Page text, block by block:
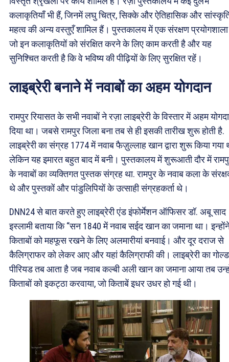
कलाकृतियाँ भी हैं, जिनमें लघु चित्र, सिक्के और ऐतिहासिक और
महत्व की अन्य वस्तुएँ शामिल हैं। पुस्तकालय में एक संरक्षण
जो इन कलाकृतियों को संरक्षित करने के लिए काम करती है और यह
सुनिश्चित करती है कि वे भविष्य की पीढ़ियों के लिए सुरक्षित रहें।
लाइब्रेरी बनाने में नवाबों का अहम योगदान
रामपुर रियासत के सभी नवाबों ने रज़ा लाइब्रेरी के विस्तार में अहम
दिया था। जबसे रामपुर जिला बना तब से ही इसकी तारीख शुरू होती है.
लाइब्रेरी का संग्रह 1774 में नवाब फैज़ुल्लाह खान द्वारा शुरू किया गया
लेकिन यह इमारत बहुत बाद में बनी। पुस्तकालय में शुरूआती दौर में
के नवाबों का व्यक्तिगत पुस्तक संग्रह था. रामपुर के नवाब कला के
थे और पुस्तकों और पांडुलिपियों के उत्साही संग्रहकर्ता थे।
DNN24 से बात करते हुए लाइब्रेरी एंड इंफोर्मेशन ऑफिसर डॉ. अबू साद
इस्लामी बताया कि “सन 1840 में नवाब सईद खान का जमाना था।
किताबों को महफूस रखने के लिए अलमारीयां बनवाई। और दूर दराज से
कैलिग्राफर को लेकर आए और यहां कैलिग्राफी की। लाइब्रेरी का
पीरियड तब आता है जब नवाब कल्बी अली खान का जमाना आया तब
किताबों को इकट्ठा करवाया, जो किताबें इधर उधर हो गई थी।